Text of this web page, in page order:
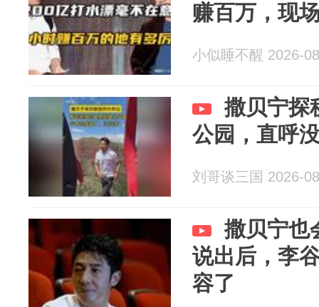
赚百万，现
小似睡不醒 2026-
撒贝宁探
公园，直呼
刘哥谈三国 2026-
撒贝宁也
说出后，李
容了